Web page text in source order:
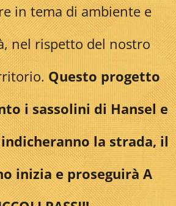
in tema di ambiente e
nel rispetto del nostro
Questo progetto
i sassolini di Hansel e
la strada, il
inizia e proseguirà A